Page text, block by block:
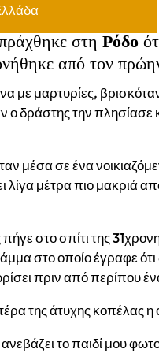
στηΡόδο
από τον
με μαρτυρίες,
ο δράστης την
μέσα σε ένα
λίγα μέτρα πιο μακριά
στο σπίτι της
στο οποίο έγραφε
πριν από περίπου
της άτυχης κοπέλας
το παιδί μου